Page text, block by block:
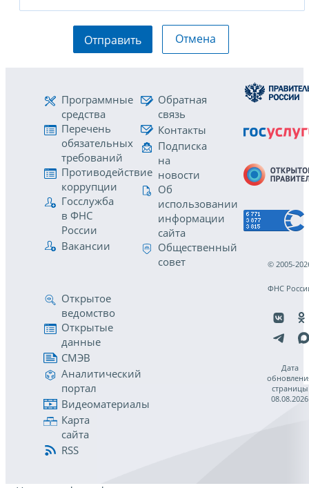
Отправить Отмена
Программные
средства
Перечень
обязательных
требований
Противодействие
коррупции
Госслужба
в ФНС
России
Вакансии
Обратная
связь
Контакты
Подписка
на
новости
Об
использовании
информации
сайта
Общественный
совет
Открытое
ведомство
Открытые
данные
СМЭВ
Аналитический
портал
Видеоматериалы
Карта
сайта
RSS
© 2005-
ФНС
Дата
страницы
08.08.2026